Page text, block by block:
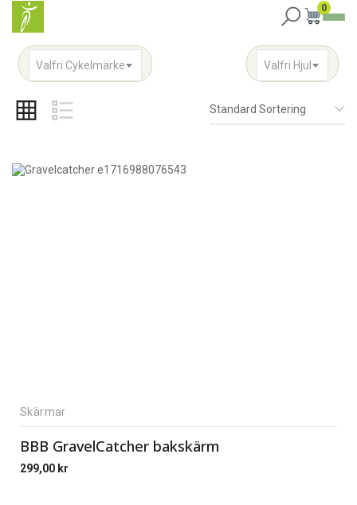
0
Valfri Cykelmärke Valfri Hjul
Standard Sortering
Skärmar
BBB GravelCatcher bakskärm
299,00 kr